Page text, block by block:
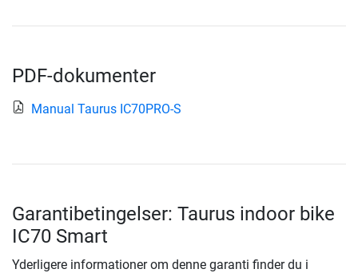
PDF-dokumenter
Manual Taurus IC70PRO-S
Garantibetingelser: Taurus indoor bike
IC70 Smart
Yderligere informationer om denne garanti finder du i